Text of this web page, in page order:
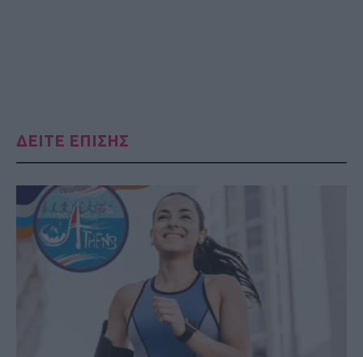
ΔΕΙΤΕ ΕΠΙΣΗΣ